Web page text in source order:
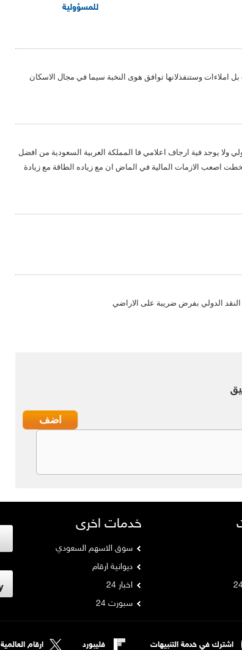
للمسؤولية
املاءات وستنفذلانها توافق هوى النخبة سيما في مجال الاسكان
ولا يوجد فية ارجاف اعلامي فا المملكة العربية السعودية من افضل
اصعب الازمات المالية في الماض ان مع زياده الطاقة مع زيادة
الدولي بفرض ضريبة على الاراضي
خدمات اخرى
سوق الاسهم السعودي
ديوانية ارقام
اخبار 24
سبورت 24
ارقام العالمية فليبورد اشترك في خدمة التنبيهات